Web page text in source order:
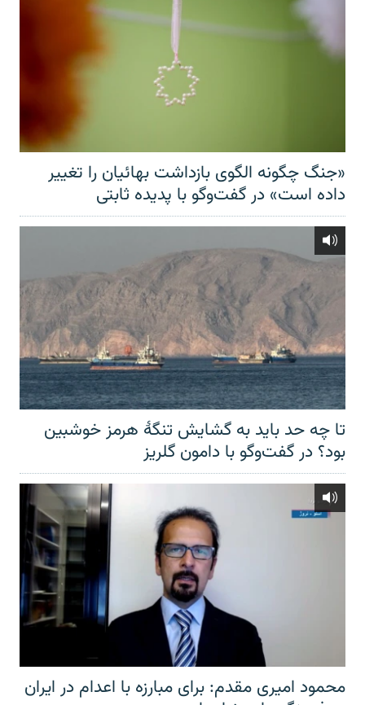
«جنگ چگونه الگوی بازداشت بهائیان را تغییر
داده است» در گفت‌وگو با پدیده ثابتی
تا چه حد باید به گشایش تنگهٔ هرمز خوشبین
بود؟ در گفت‌وگو با دامون گلریز
محمود امیری مقدم: برای مبارزه با اعدام در ایران